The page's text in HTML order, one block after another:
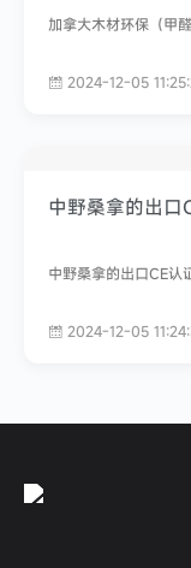
加拿大木材环保（甲
2024-12-05
中野桑拿的出口
中野桑拿的出口CE认
2024-12-05